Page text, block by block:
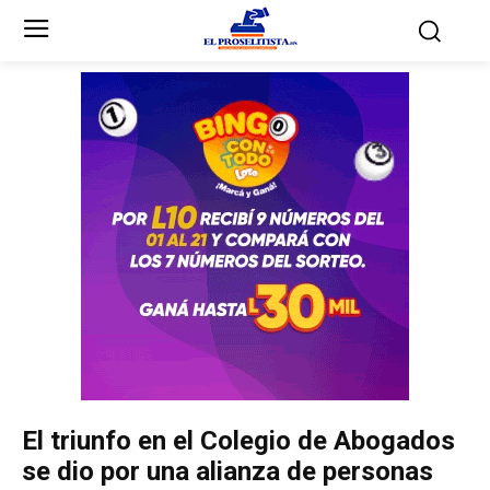
Partidos Políticos
Partido Liberal
Unificación Democrática
Anticorrupción
Partidos Políticos
Partido Liberal
Unificación Democrática
Anticorrupción
El triunfo en el Colegio de Abogados
se dio por una alianza de personas